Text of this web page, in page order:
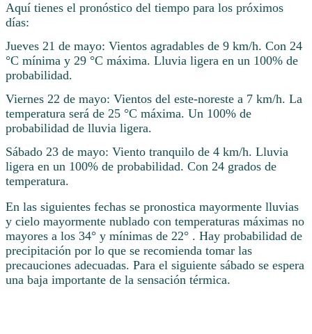
Aquí tienes el pronóstico del tiempo para los próximos
días:
Jueves 21 de mayo: Vientos agradables de 9 km/h. Con 24
°C mínima y 29 °C máxima. Lluvia ligera en un 100% de
probabilidad.
Viernes 22 de mayo: Vientos del este-noreste a 7 km/h. La
temperatura será de 25 °C máxima. Un 100% de
probabilidad de lluvia ligera.
Sábado 23 de mayo: Viento tranquilo de 4 km/h. Lluvia
ligera en un 100% de probabilidad. Con 24 grados de
temperatura.
En las siguientes fechas se pronostica mayormente lluvias
y cielo mayormente nublado con temperaturas máximas no
mayores a los 34° y mínimas de 22° . Hay probabilidad de
precipitación por lo que se recomienda tomar las
precauciones adecuadas. Para el siguiente sábado se espera
una baja importante de la sensación térmica.